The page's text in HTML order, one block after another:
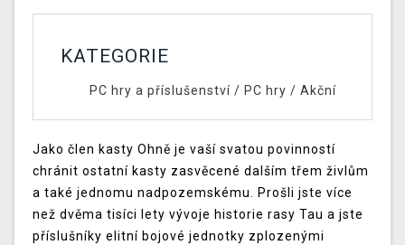
KATEGORIE
PC hry a příslušenství/ PC hry / Akční
Jako člen kasty Ohně je vaší svatou povinností
chránit ostatní kasty zasvěcené dalším třem živlům
a také jednomu nadpozemskému. Prošli jste více
než dvěma tisíci lety vývoje historie rasy Tau a jste
příslušníky elitní bojové jednotky zplozenými